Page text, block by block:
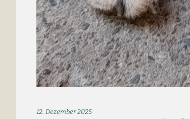
12. Dezember 2025